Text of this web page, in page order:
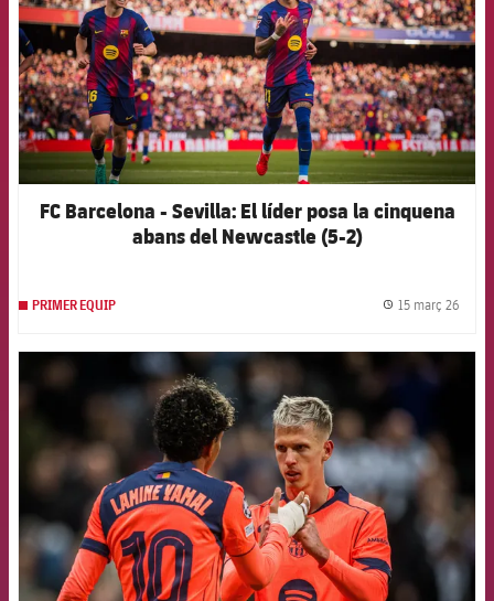
FC Barcelona - Sevilla: El líder posa la cinquena
abans del Newcastle (5-2)
PRIMER EQUIP 15 març 26
FCB Barcelona badge